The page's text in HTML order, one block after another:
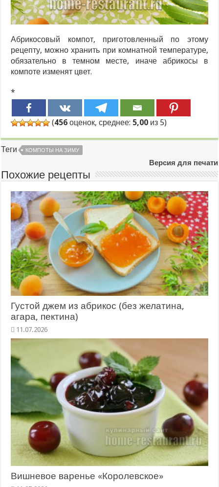
Абрикосовый компот, приготовленный по этому
рецепту, можно хранить при комнатной температуре,
обязательно в темном месте, иначе абрикосы в
компоте изменят цвет.
*
(456 оценок, среднее: 5,00 из 5)
Теги КОМПОТЫ НА ЗИМУ
Версия для печати
Похожие рецепты
Густой джем из абрикос (без желатина,
агара, пектина)
11.07.2026
Вишневое варенье «Королевское»